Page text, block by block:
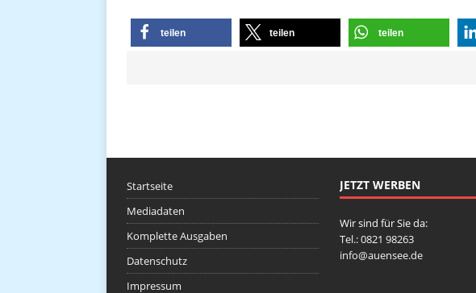
teilen teilen teilen
Startseite
Mediadaten
Komplette Ausgaben
Datenschutz
Impressum
JETZT WERBEN
Wir sind für Sie da:
Tel.: 0821 98263
info@auensee.de